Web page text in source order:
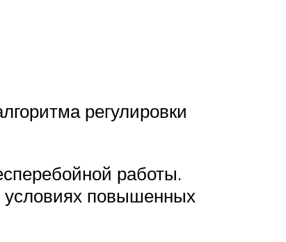
регулировки
работы.
условиях повышенных